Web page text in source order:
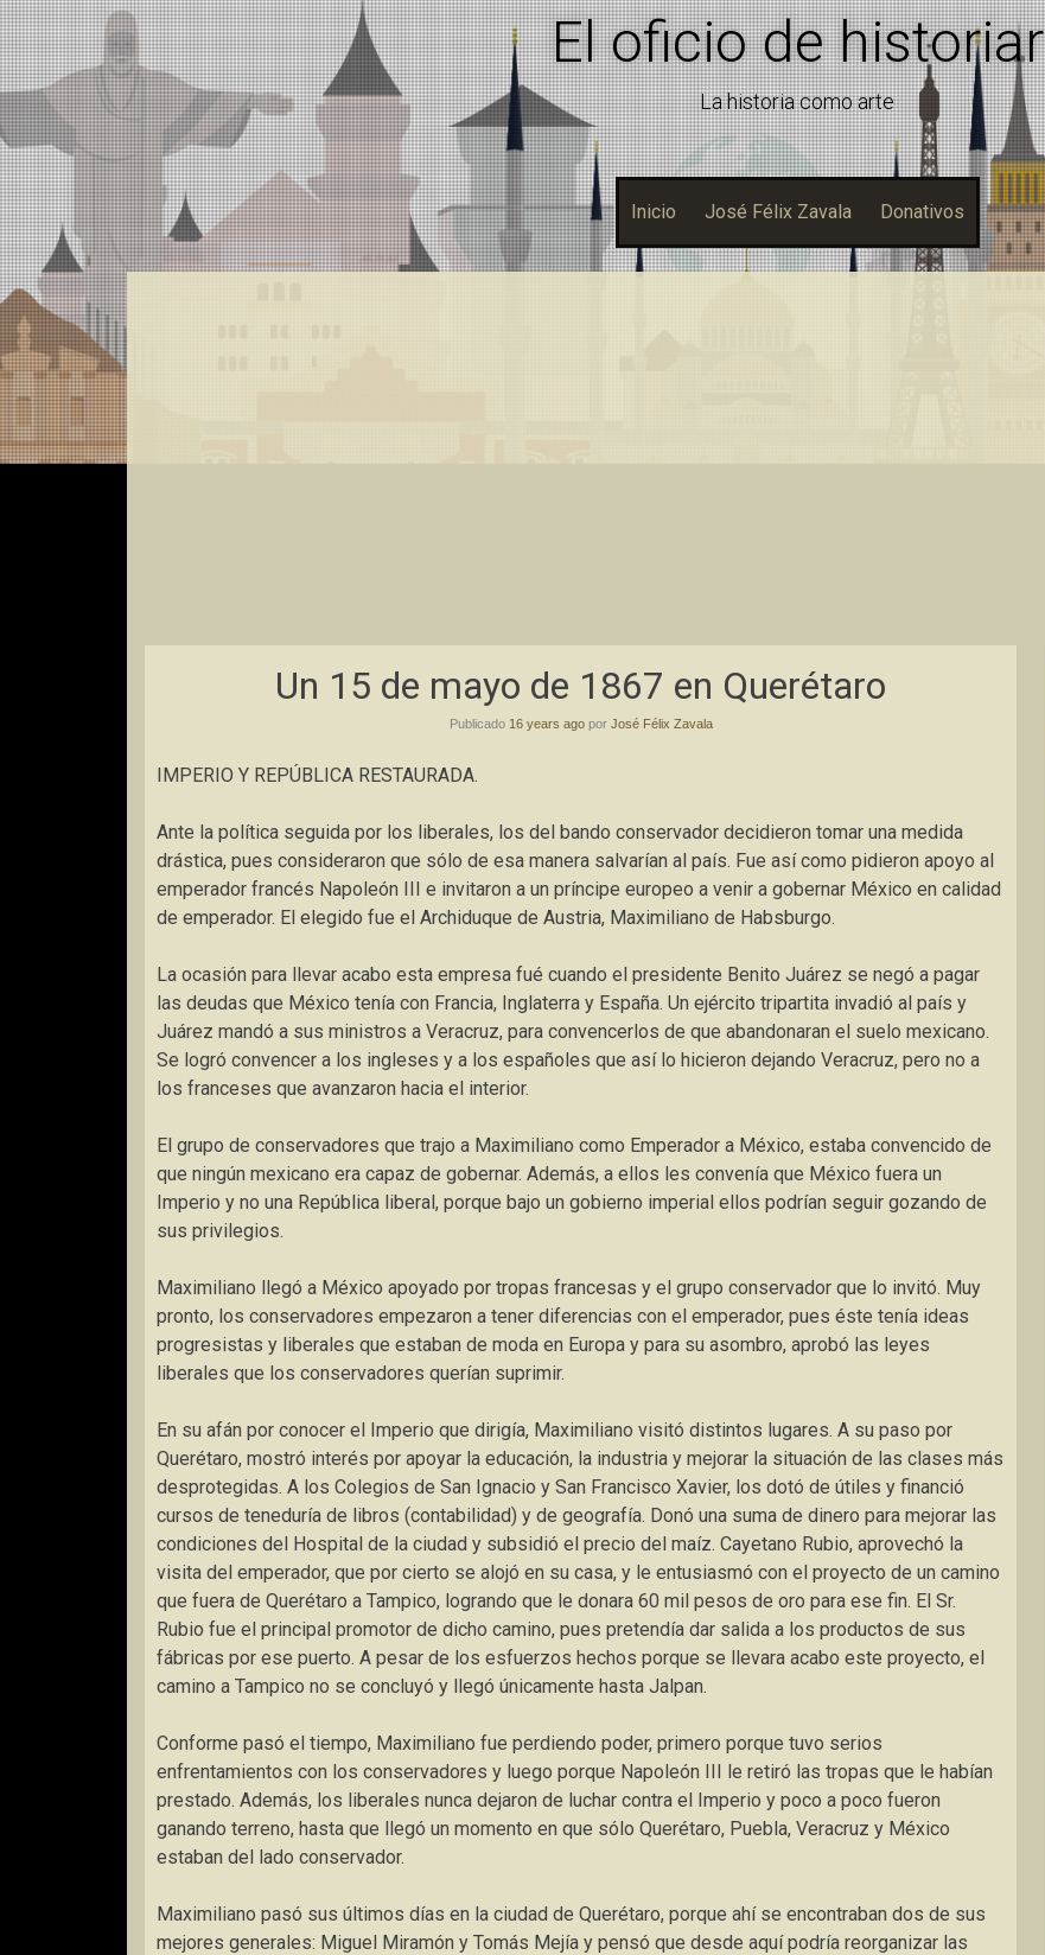
El oficio de historiar
La historia como arte
Inicio José Félix Zavala Donativos
Un 15 de mayo de 1867 en Querétaro
Publicado 16 years agopor José Félix Zavala
IMPERIO Y REPÚBLICA RESTAURADA.
Ante la política seguida por los liberales, los del bando conservador decidieron tomar una medida
drástica, pues consideraron que sólo de esa manera salvarían al país. Fue así como pidieron apoyo al
emperador francés Napoleón III e invitaron a un príncipe europeo a venir a gobernar México en calidad
de emperador. El elegido fue el Archiduque de Austria, Maximiliano de Habsburgo.
La ocasión para llevar acabo esta empresa fué cuando el presidente Benito Juárez se negó a pagar
las deudas que México tenía con Francia, Inglaterra y España. Un ejército tripartita invadió al país y
Juárez mandó a sus ministros a Veracruz, para convencerlos de que abandonaran el suelo mexicano.
Se logró convencer a los ingleses y a los españoles que así lo hicieron dejando Veracruz, pero no a
los franceses que avanzaron hacia el interior.
El grupo de conservadores que trajo a Maximiliano como Emperador a México, estaba convencido de
que ningún mexicano era capaz de gobernar. Además, a ellos les convenía que México fuera un
Imperio y no una República liberal, porque bajo un gobierno imperial ellos podrían seguir gozando de
sus privilegios.
Maximiliano llegó a México apoyado por tropas francesas y el grupo conservador que lo invitó. Muy
pronto, los conservadores empezaron a tener diferencias con el emperador, pues éste tenía ideas
progresistas y liberales que estaban de moda en Europa y para su asombro, aprobó las leyes
liberales que los conservadores querían suprimir.
En su afán por conocer el Imperio que dirigía, Maximiliano visitó distintos lugares. A su paso por
Querétaro, mostró interés por apoyar la educación, la industria y mejorar la situación de las clases más
desprotegidas. A los Colegios de San Ignacio y San Francisco Xavier, los dotó de útiles y financió
cursos de teneduría de libros (contabilidad) y de geografía. Donó una suma de dinero para mejorar las
condiciones del Hospital de la ciudad y subsidió el precio del maíz. Cayetano Rubio, aprovechó la
visita del emperador, que por cierto se alojó en su casa, y le entusiasmó con el proyecto de un camino
que fuera de Querétaro a Tampico, logrando que le donara 60 mil pesos de oro para ese fin. El Sr.
Rubio fue el principal promotor de dicho camino, pues pretendía dar salida a los productos de sus
fábricas por ese puerto. A pesar de los esfuerzos hechos porque se llevara acabo este proyecto, el
camino a Tampico no se concluyó y llegó únicamente hasta Jalpan.
Conforme pasó el tiempo, Maximiliano fue perdiendo poder, primero porque tuvo serios
enfrentamientos con los conservadores y luego porque Napoleón III le retiró las tropas que le habían
prestado. Además, los liberales nunca dejaron de luchar contra el Imperio y poco a poco fueron
ganando terreno, hasta que llegó un momento en que sólo Querétaro, Puebla, Veracruz y México
estaban del lado conservador.
Maximiliano pasó sus últimos días en la ciudad de Querétaro, porque ahí se encontraban dos de sus
mejores generales: Miguel Miramón y Tomás Mejía y pensó que desde aquí podría reorganizar las